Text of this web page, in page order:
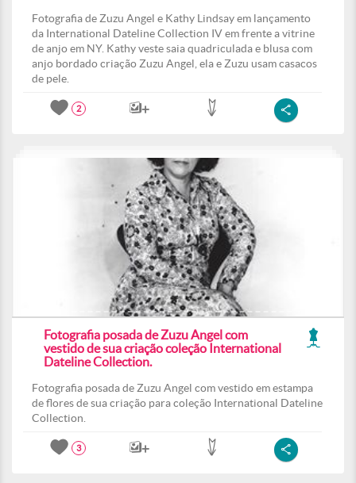
Fotografia de Zuzu Angel e Kathy Lindsay em lançamento
da International Dateline Collection IV em frente a vitrine
de anjo em NY. Kathy veste saia quadriculada e blusa com
anjo bordado criação Zuzu Angel, ela e Zuzu usam casacos
de pele.
2
Fotografia posada de Zuzu Angel com
vestido de sua criação coleção International
Dateline Collection.
Fotografia posada de Zuzu Angel com vestido em estampa
de flores de sua criação para coleção International Dateline
Collection.
3